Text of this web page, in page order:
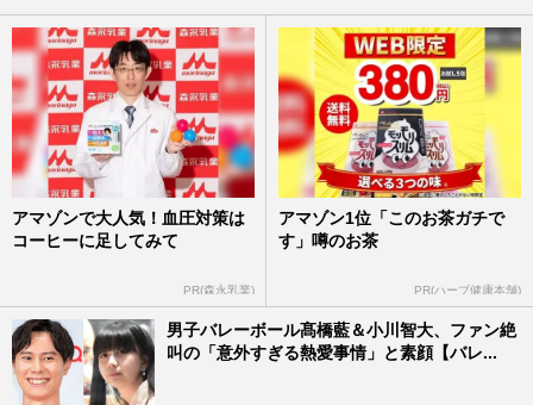
アマゾンで大人気！血圧対策は
コーヒーに足してみて
PR(森永乳業)
アマゾン1位「このお茶ガチで
す」噂のお茶
PR(ハーブ健康本舗)
男子バレーボール髙橋藍＆小川智大、ファン絶
叫の「意外すぎる熱愛事情」と素顔【バレ...